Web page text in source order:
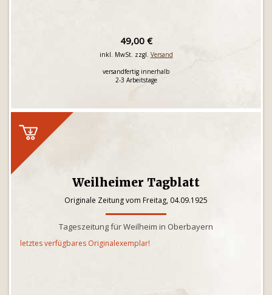
49,00 €
inkl. MwSt. zzgl. Versand
versandfertig innerhalb
2-3 Arbeitstage
Weilheimer Tagblatt
Originale Zeitung vom Freitag, 04.09.1925
Tageszeitung für Weilheim in Oberbayern
letztes verfügbares Originalexemplar!